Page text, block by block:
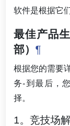
软件是根据它
最佳产品
部） ¶
根据您的需要
务-到最后，
择。
1。竞技场